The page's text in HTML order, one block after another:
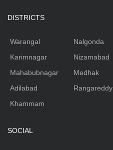
DISTRICTS
Warangal
Karimnagar
Mahabubnagar
Adilabad
Khammam
Nalgonda
Nizamabad
Medhak
Rangareddy
SOCIAL